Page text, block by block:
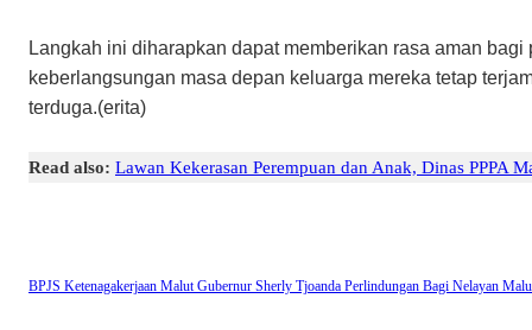
​Langkah ini diharapkan dapat memberikan rasa aman
keberlangsungan masa depan keluarga mereka tetap
terduga.(erita)
Read also: Lawan Kekerasan Perempuan dan Anak, Dinas PPPA
BPJS Ketenagakerjaan MalutGubernur Sherly Tjoanda Perlindungan Bagi Nelayan